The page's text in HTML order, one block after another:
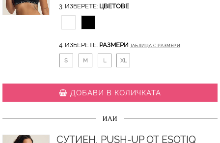
3. ИЗБЕРЕТЕ: ЦВЕТОВЕ
4. ИЗБЕРЕТЕ: РАЗМЕРИ ТАБЛИЦА С РАЗМЕРИ
S M L XL
ДОБАВИ В КОЛИЧКАТА
ИЛИ
СУТИЕН, PUSH-UP ОТ ESOTIQ